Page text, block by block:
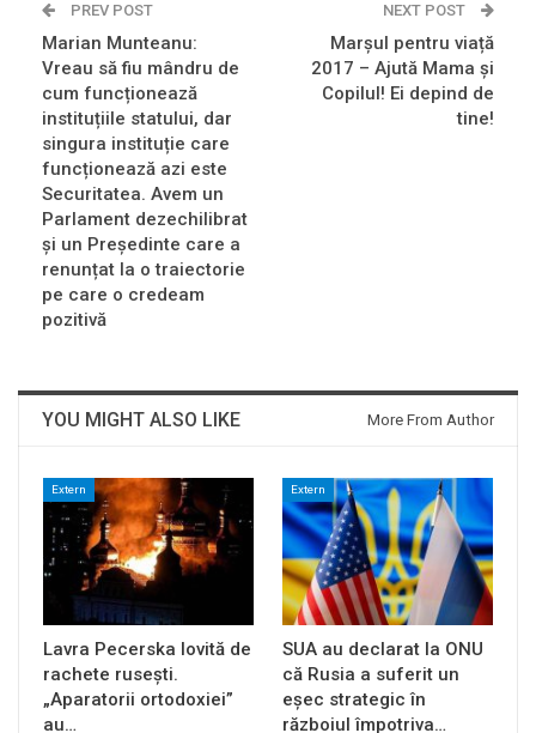
PREV POST
Marian Munteanu:
Vreau să fiu mândru de
cum funcționează
instituțiile statului, dar
singura instituție care
funcționează azi este
Securitatea. Avem un
Parlament dezechilibrat
și un Președinte care a
renunțat la o traiectorie
pe care o credeam
pozitivă
NEXT POST
Marșul pentru viață
2017 – Ajută Mama și
Copilul! Ei depind de
tine!
YOU MIGHT ALSO LIKE More From Author
Extern
Lavra Pecerska lovită de
rachete rusești.
„Aparatorii ortodoxiei”
au…
Extern
SUA au declarat la ONU
că Rusia a suferit un
eșec strategic în
războiul împotriva…